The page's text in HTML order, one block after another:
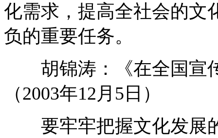
化需求，提高全社会的文
负的重要任务。
胡锦涛：《在全国宣
（2003年12月5日）
要牢牢把握文化发展